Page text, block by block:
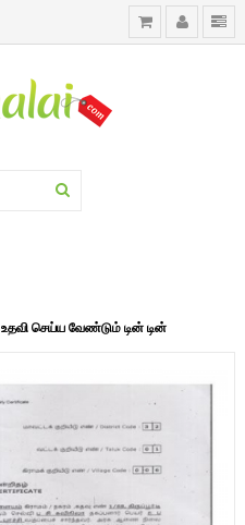
உதவி செய்ய வேண்டும் டின் டின்